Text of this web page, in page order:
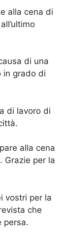
alla cena di
di una
in grado di
di lavoro di
alla cena
Grazie per la
vostri per la
che
persa.